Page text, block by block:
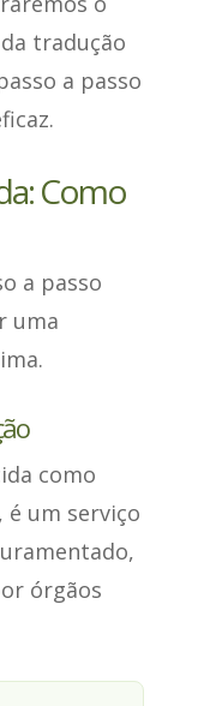
tradução
a passo
Como
a passo
uma
como
é um serviço
,
órgãos